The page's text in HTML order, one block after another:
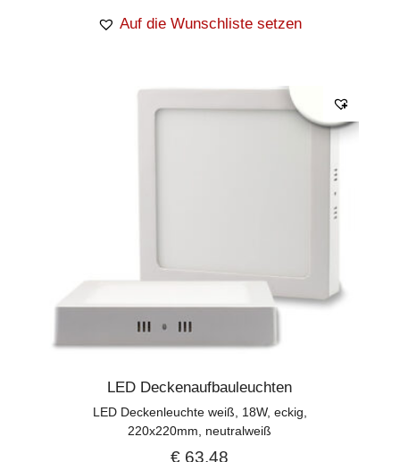
Auf die Wunschliste setzen
LED Deckenaufbauleuchten
LED Deckenleuchte weiß, 18W, eckig,
220x220mm, neutralweiß
€ 63,48